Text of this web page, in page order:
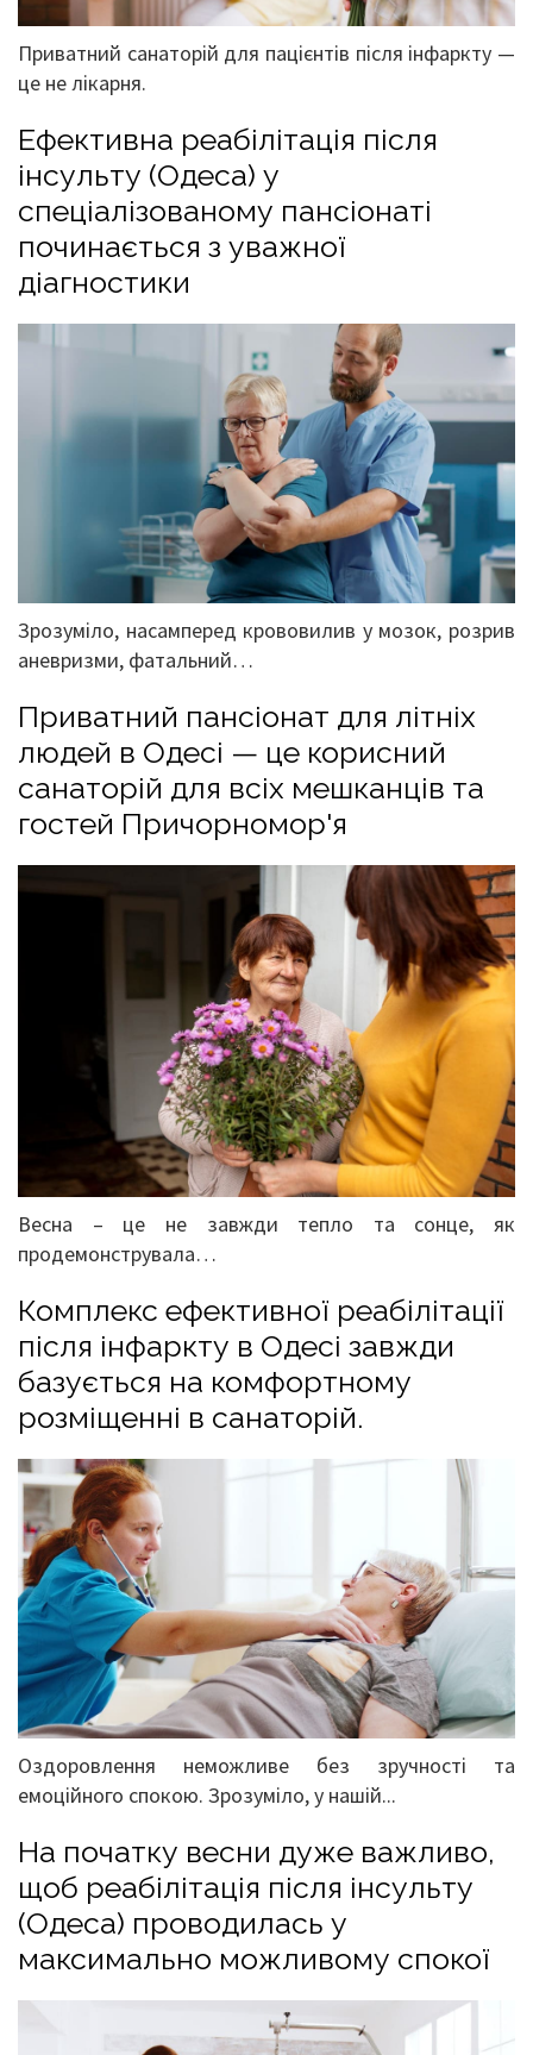
Приватний санаторій для пацієнтів після інфаркту —
це не лікарня.
Ефективна реабілітація після
інсульту (Одеса) у
спеціалізованому пансіонаті
починається з уважної
діагностики
Зрозуміло, насамперед крововилив у мозок, розрив
аневризми, фатальний…
Приватний пансіонат для літніх
людей в Одесі — це корисний
санаторій для всіх мешканців та
гостей Причорномор'я
Весна – це не завжди тепло та сонце, як
продемонструвала…
Комплекс ефективної реабілітації
після інфаркту в Одесі завжди
базується на комфортному
розміщенні в санаторій.
Оздоровлення неможливе без зручності та
емоційного спокою. Зрозуміло, у нашій...
На початку весни дуже важливо,
щоб реабілітація після інсульту
(Одеса) проводилась у
максимально можливому спокої